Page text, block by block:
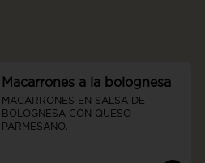
Macarrones a la bolognesa
MACARRONES EN SALSA DE
BOLOGNESA CON QUESO
PARMESANO.